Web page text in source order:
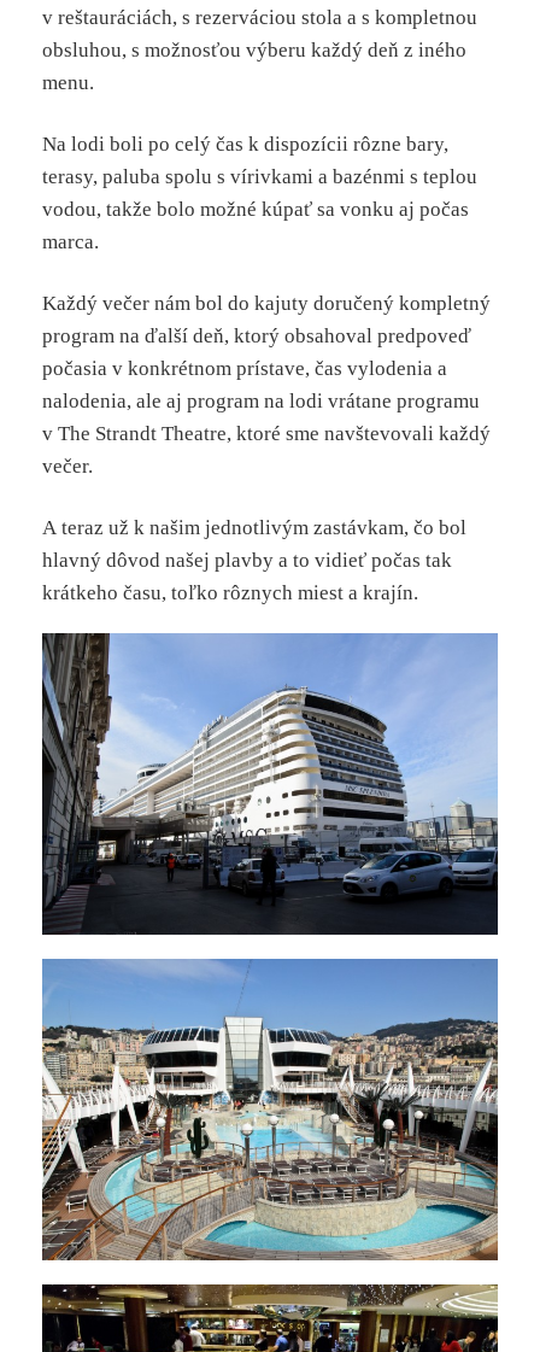
v reštauráciách, s rezerváciou stola a s kompletnou
obsluhou, s možnosťou výberu každý deň z iného
menu.
Na lodi boli po celý čas k dispozícii rôzne bary,
terasy, paluba spolu s vírivkami a bazénmi s teplou
vodou, takže bolo možné kúpať sa vonku aj počas
marca.
Každý večer nám bol do kajuty doručený kompletný
program na ďalší deň, ktorý obsahoval predpoveď
počasia v konkrétnom prístave, čas vylodenia a
nalodenia, ale aj program na lodi vrátane programu
v The Strandt Theatre, ktoré sme navštevovali každý
večer.
A teraz už k našim jednotlivým zastávkam, čo bol
hlavný dôvod našej plavby a to vidieť počas tak
krátkeho času, toľko rôznych miest a krajín.